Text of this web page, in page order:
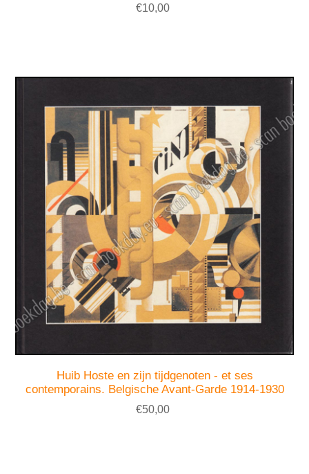
€10,00
Huib Hoste en zijn tijdgenoten - et ses
contemporains. Belgische Avant-Garde 1914-1930
€50,00